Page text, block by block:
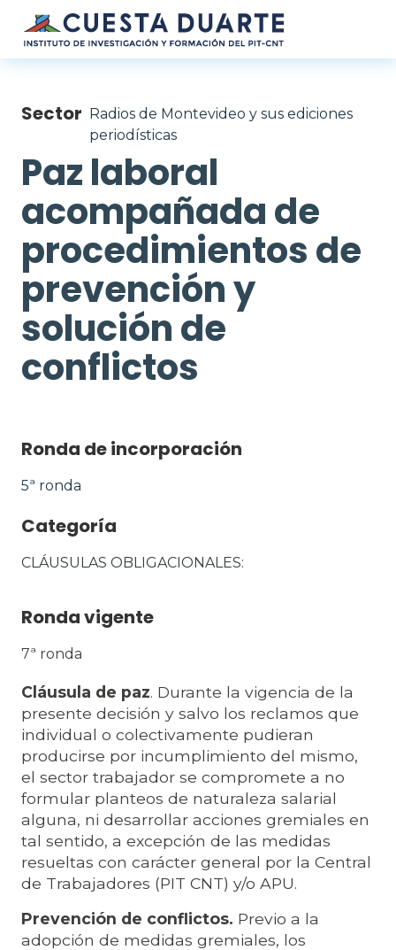
Pasar al contenido principal
Sector
Radios de Montevideo y sus ediciones
periodísticas
Paz laboral
acompañada de
procedimientos de
prevención y
solución de
conflictos
Ronda de incorporación
5ª ronda
Categoría
CLÁUSULAS OBLIGACIONALES
Ronda vigente
7ª ronda
Cláusula de paz. Durante la vigencia de la
presente decisión y salvo los reclamos que
individual o colectivamente pudieran
producirse por incumplimiento del mismo,
el sector trabajador se compromete a no
formular planteos de naturaleza salarial
alguna, ni desarrollar acciones gremiales en
tal sentido, a excepción de las medidas
resueltas con carácter general por la Central
de Trabajadores (PIT CNT) y/o APU.
Prevención de conflictos. Previo a la
adopción de medidas gremiales, los